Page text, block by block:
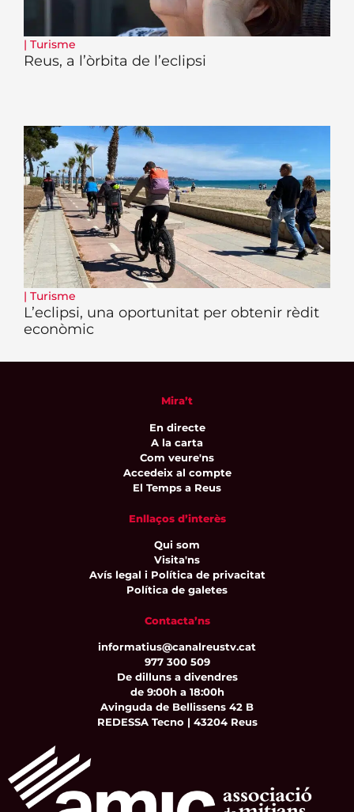
| Turisme
Reus, a l’òrbita de l’eclipsi
| Turisme
L’eclipsi, una oportunitat per obtenir rèdit
econòmic
Mira’t
En directe
A la carta
Com veure'ns
Accedeix al compte
El Temps a Reus
Enllaços d’interès
Qui som
Visita'ns
Avís legal i Política de privacitat
Política de galetes
Contacta’ns
informatius@canalreustv.cat
977 300 509
De dilluns a divendres
de 9:00h a 18:00h
Avinguda de Bellissens 42 B
REDESSA Tecno | 43204 Reus